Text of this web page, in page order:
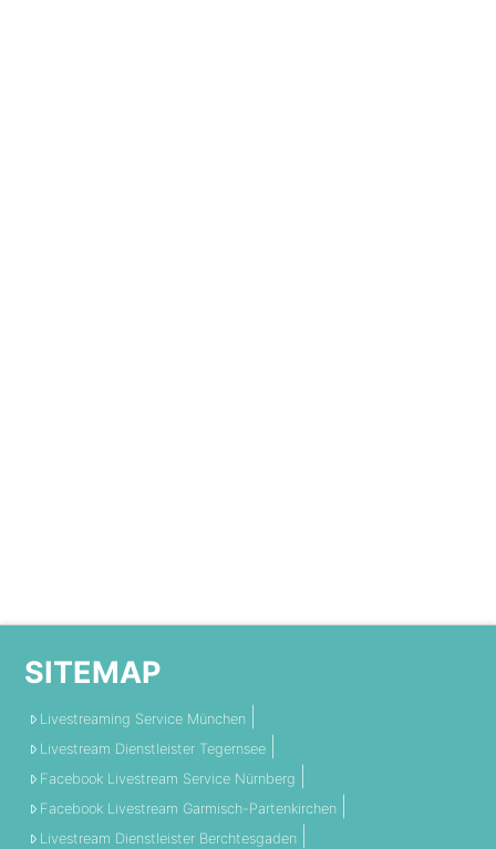
SITEMAP
Livestreaming Service München
Livestream Dienstleister Tegernsee
Facebook Livestream Service Nürnberg
Facebook Livestream Garmisch-Partenkirchen
Livestream Dienstleister Berchtesgaden